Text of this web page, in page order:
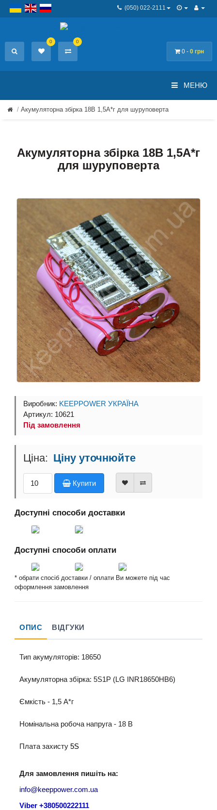
(050) 022-2111
0 - 0 грн
0 0
МЕНЮ
Акумуляторна збірка 18В 1,5А*г для шуруповерта
Акумуляторна збірка 18В 1,5А*г
для шуруповерта
Виробник: KEEPPOWER УКРАЇНА
Артикул: 10621
Під замовлення
Ціну уточнюйте
Купити
Доступні способи доставки
Доступні способи оплати
* обрати спосіб доставки / оплати Ви можете під час
оформлення замовлення
ОПИС ВІДГУКИ
Тип акумуляторів: 18650
Акумуляторна збірка: 5S1P (LG INR18650HB6)
Ємкість - 1,5 A*г
Номінальна робоча напруга - 18 B
Плата захисту 5S
Для замовлення пишіть на:
info@keeppower.com.ua
Viber +380500222111